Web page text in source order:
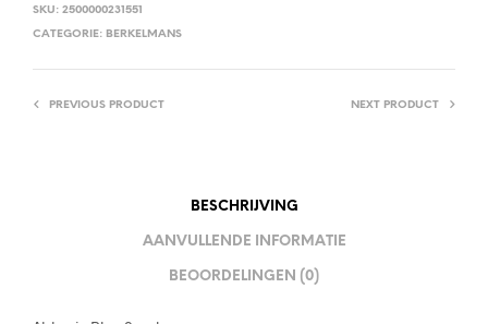
SKU: 2500000231551
CATEGORIE: BERKELMANS
PREVIOUS PRODUCT NEXT PRODUCT
BESCHRIJVING
AANVULLENDE INFORMATIE
BEOORDELINGEN (0)